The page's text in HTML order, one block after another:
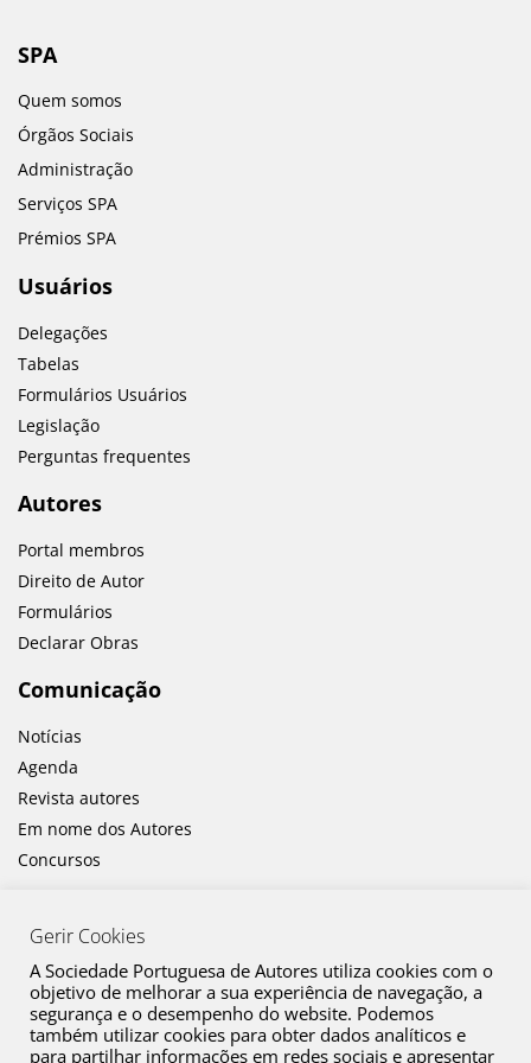
SPA
Quem somos
Órgãos Sociais
Administração
Serviços SPA
Prémios SPA
Usuários
Delegações
Tabelas
Formulários Usuários
Legislação
Perguntas frequentes
Autores
Portal membros
Direito de Autor
Formulários
Declarar Obras
Comunicação
Notícias
Agenda
Revista autores
Em nome dos Autores
Concursos
Canal de Denúncia
Gerir Cookies
A Sociedade Portuguesa de Autores utiliza cookies com o
objetivo de melhorar a sua experiência de navegação, a
segurança e o desempenho do website. Podemos
também utilizar cookies para obter dados analíticos e
para partilhar informações em redes sociais e apresentar